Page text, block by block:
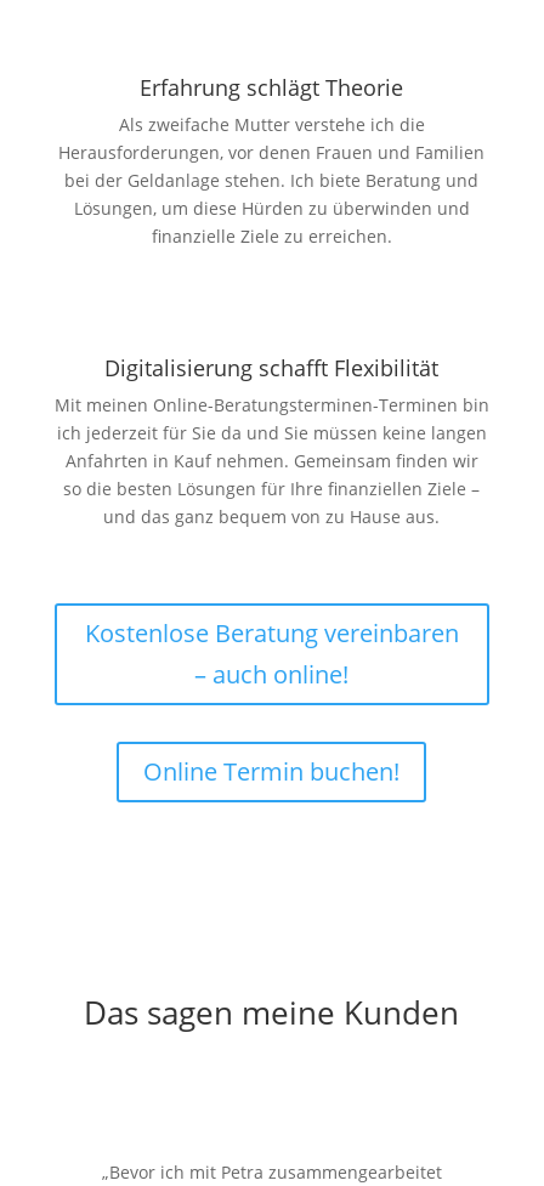
Erfahrung schlägt Theorie
Als zweifache Mutter verstehe ich die
Herausforderungen, vor denen Frauen und Familien
bei der Geldanlage stehen. Ich biete Beratung und
Lösungen, um diese Hürden zu überwinden und
finanzielle Ziele zu erreichen.
Digitali­sierung schafft Flexibilität
Mit meinen Online-Beratungsterminen-Terminen bin
ich jederzeit für Sie da und Sie müssen keine langen
Anfahrten in Kauf nehmen. Gemeinsam finden wir
so die besten Lösungen für Ihre finanziellen Ziele –
und das ganz bequem von zu Hause aus.
Kostenlose Beratung vereinbaren
– auch online!
Online Termin buchen!
Das sagen meine Kunden
„Bevor ich mit Petra zusammengearbeitet